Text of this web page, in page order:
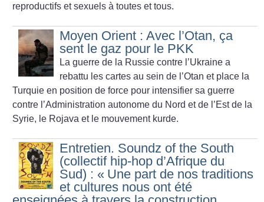
reproductifs et sexuels à toutes et tous.
Moyen Orient : Avec l’Otan, ça
sent le gaz pour le PKK
La guerre de la Russie contre l’Ukraine a
rebattu les cartes au sein de l’Otan et place la
Turquie en position de force pour intensifier sa guerre
contre l’Administration autonome du Nord et de l’Est de la
Syrie, le Rojava et le mouvement kurde.
Entretien. Soundz of the South
(collectif hip-hop d’Afrique du
Sud) : « Une part de nos traditions
et cultures nous ont été